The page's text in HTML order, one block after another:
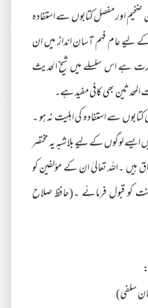
اور مفصل کتابوں سے استفادہ
عام فہم آسان انداز میں ان
ہے اس سلسلے میں شیخ الحدیث
المحدثین بھی کافی مفید ہے۔
سے استفادہ کی اہلیت نہ ہو ۔
ایسے لوگوں کے لیے بلاشبہ یہ مختصر
ہیں ۔اللہ تعالیٰ ان کے مؤلفین کو
کو قبول فرمائے ۔(حافظ صلاح
سلفی)